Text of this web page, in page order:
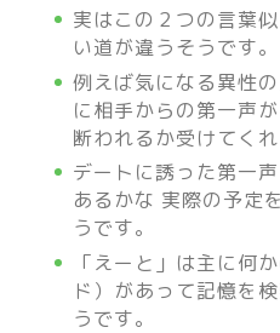
実はこの２つの言葉
い道が違うそうです。
例えば気になる異性
に相手からの第一声
断われるか受けてく
デートに誘った第一
あるかな 実際の予定
うです。
「えーと」は主に何
ド）があって記憶を
うです。